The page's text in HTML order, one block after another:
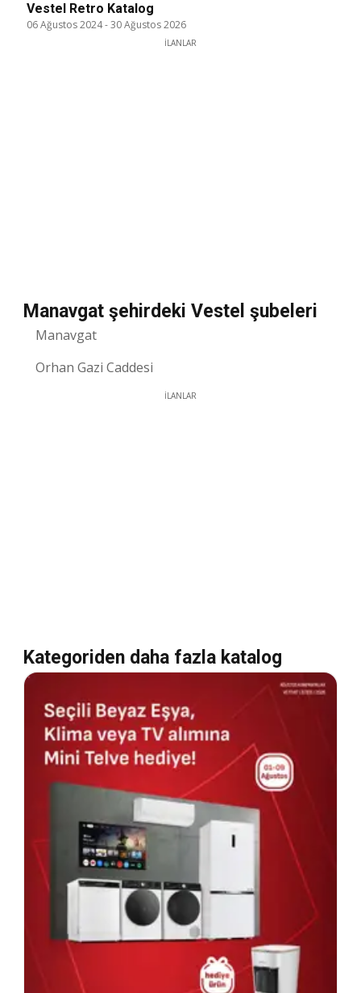
Vestel Retro Katalog
06 Ağustos 2024-30 Ağustos 2026
İLANLAR
Manavgat şehirdeki Vestel şubeleri
Manavgat
Orhan Gazi Caddesi
İLANLAR
Kategoriden daha fazla katalog